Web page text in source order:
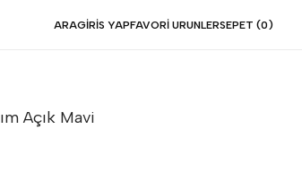
ARAGIRIS YAPFAVORI URUNLERSEPET (0 )
Açık Mavi